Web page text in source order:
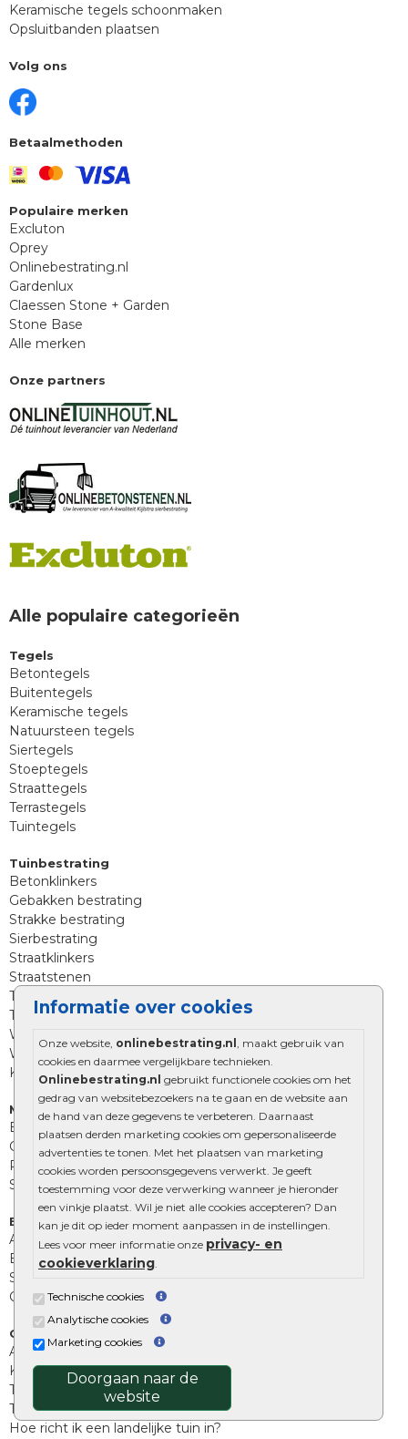
Informatie over cookies
Onze website, onlinebestrating.nl
, maakt gebruik van
cookies en daarmee vergelijkbare technieken.
Onlinebestrating.nl gebruikt functionele cookies om het
gedrag van websitebezoekers na te gaan en de website aan
de hand van deze gegevens te verbeteren. Daarnaast
plaatsen derden marketing cookies om gepersonaliseerde
advertenties te tonen. Met het plaatsen van marketing
cookies worden persoonsgegevens verwerkt. Je geeft
toestemming voor deze verwerking wanneer je hieronder
een vinkje plaatst. Wil je niet alle cookies accepteren? Dan
kan je dit op ieder moment aanpassen in de instellingen.
Lees voor meer informatie onze privacy- en
cookieverklaring
Technische cookies
Analytische cookies
Marketing cookies
Doorgaan naar de
website
Keramische tegels schoonmaken
Opsluitbanden plaatsen
Volg ons
Betaalmethoden
Populaire merken
Excluton
Oprey
Onlinebestrating.nl
Gardenlux
Claessen Stone + Garden
Stone Base
Alle merken
Onze partners
Alle populaire categorieën
Tegels
Betontegels
Buitentegels
Keramische tegels
Natuursteen tegels
Siertegels
Stoeptegels
Straattegels
Terrastegels
Tuintegels
Tuinbestrating
Betonklinkers
Gebakken bestrating
Strakke bestrating
Sierbestrating
Straatklinkers
Straatstenen
Trommelstenen
Tuinstenen
Waalformaat
Wildverband bestrating
Kingstones
Muurelementen
Betonbielzen
Opsluitbanden
Palissades
Stapelblokken
Extra benodigdheden
Afwatering en diversen
Beplantings en betonelementen
Split, grind en zand
Oprit tegels
Overig
Aanbiedingen
Kunstgras
Tuintegels outlet
Terrastegels leggen
Hoe richt ik een landelijke tuin in?